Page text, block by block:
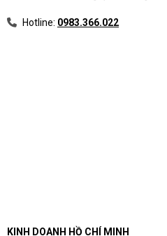
Hotline: 0983.366.022
KINH DOANH HỒ CHÍ MINH